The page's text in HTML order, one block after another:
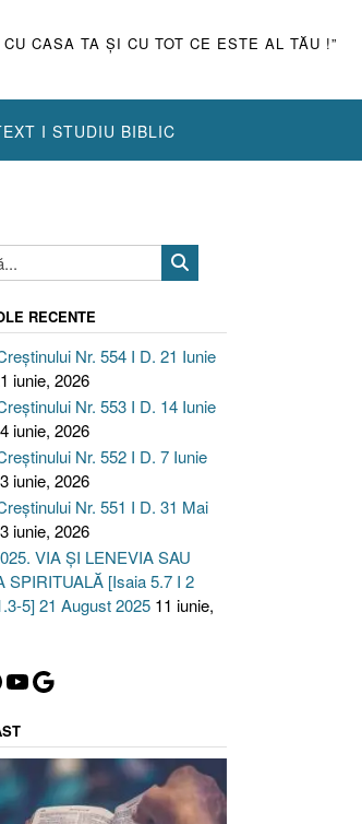
CASA TA ŞI CU TOT CE ESTE AL TĂU !”
I STUDIU BIBLIC
RECENTE
Nr. 554 I D. 21 Iunie
iunie, 2026
Nr. 553 I D. 14 Iunie
iunie, 2026
Nr. 552 I D. 7 Iunie
iunie, 2026
Nr. 551 I D. 31 Mai
iunie, 2026
VIA ȘI LENEVIA SAU
SPIRITUALĂ [Isaia 5.7 I 2
5] 21 August 2025 11 iunie,
YouTube
Google